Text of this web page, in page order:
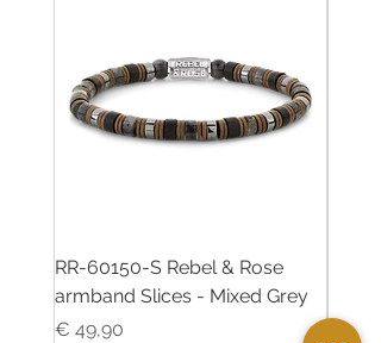
RR-60150-S Rebel & Rose
armband Slices - Mixed Grey
Prijs
€ 49,90
Prijs
€